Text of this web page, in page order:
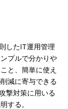
したIT運用管理
プルで分かりや
と、簡単に使え
減に寄与できる
撃対策に用いる
する。